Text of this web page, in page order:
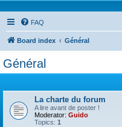
FAQ
Board index Général
Général
La charte du forum
A lire avant de poster !
Moderator: Guido
Topics: 1